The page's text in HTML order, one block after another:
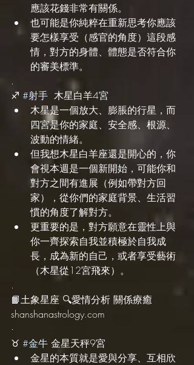
應該花錢非常有關係。
也可能是你純粹在重新思考你應該
要怎樣享受（感官的角度）這段感
情，對方的身體、體態是否符合你
的審美標準。
.
♐️ #射手 木星白羊4宮
木星是一個放大、膨脹的行星，而
四宮是你的家庭、安全感、根源、
波動的情緒。
但我想木星白羊座還是開心的，你
會視本週是一個新開始，可能你和
對方之間有進展（例如帶對方回
家），從你們的家庭背景、生活習
慣的角度了解對方。
更重要的是，對方願意在靈性上與
你一齊探索自我並積極於自我成
長，成為新的自己，或者享受藝術
（木星從12宮飛來）。
.
📙土象星座 🔍愛情分析 關係療癒
shanshanastrology.com
·
♉️ #金牛 金星天秤9宮
金星的本質就是愛與分享、互相欣